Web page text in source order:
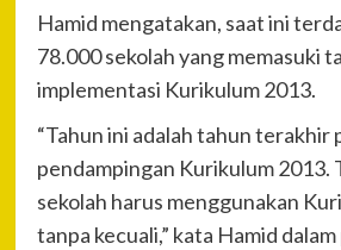
Hamid mengatakan, saat ini
78.000 sekolah yang memasuki
implementasi Kurikulum 2013.
“Tahun ini adalah tahun terakhir
pendampingan Kurikulum 2013.
sekolah harus menggunakan
tanpa kecuali,” kata Hamid